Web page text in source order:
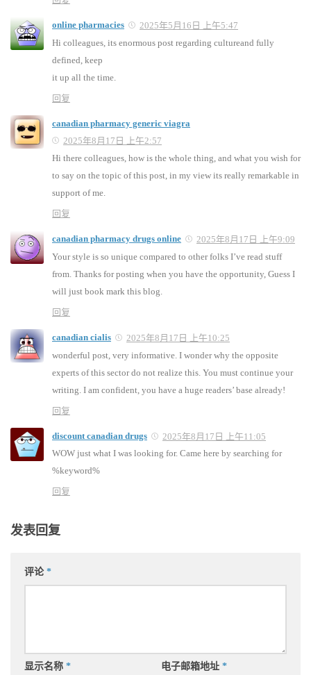
online pharmacies
2025年5月16日 上午5:47
Hi colleagues, its enormous post regarding cultureand fully
defined, keep
it up all the time.
回复
canadian pharmacy generic viagra
2025年8月17日 上午2:57
Hi there colleagues, how is the whole thing, and what you wish for
to say on the topic of this post, in my view its really remarkable in
support of me.
回复
canadian pharmacy drugs online
2025年8月17日 上午9:09
Your style is so unique compared to other folks I’ve read stuff
from. Thanks for posting when you have the opportunity, Guess I
will just book mark this blog.
回复
canadian cialis
2025年8月17日 上午10:25
wonderful post, very informative. I wonder why the opposite
experts of this sector do not realize this. You must continue your
writing. I am confident, you have a huge readers’ base already!
回复
discount canadian drugs
2025年8月17日 上午11:05
WOW just what I was looking for. Came here by searching for
%keyword%
回复
发表回复
评论 *
显示名称 * 电子邮箱地址 *